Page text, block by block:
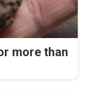
more than